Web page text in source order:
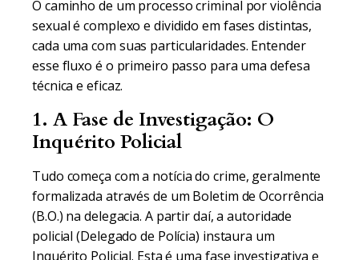
O caminho de um processo criminal por violência
sexual é complexo e dividido em fases distintas,
cada uma com suas particularidades. Entender
esse fluxo é o primeiro passo para uma defesa
técnica e eficaz.
1. A Fase de Investigação: O
Inquérito Policial
Tudo começa com a notícia do crime, geralmente
formalizada através de um Boletim de Ocorrência
(B.O.) na delegacia. A partir daí, a autoridade
policial (Delegado de Polícia) instaura um
Inquérito Policial. Esta é uma fase investigativa e